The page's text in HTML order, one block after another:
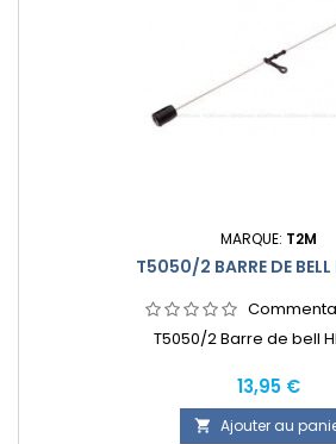
MARQUE: T2M
T5050/2 BARRE DE
T5050/2 Barre de bell
Prix
13,95 €
 Ajouter au